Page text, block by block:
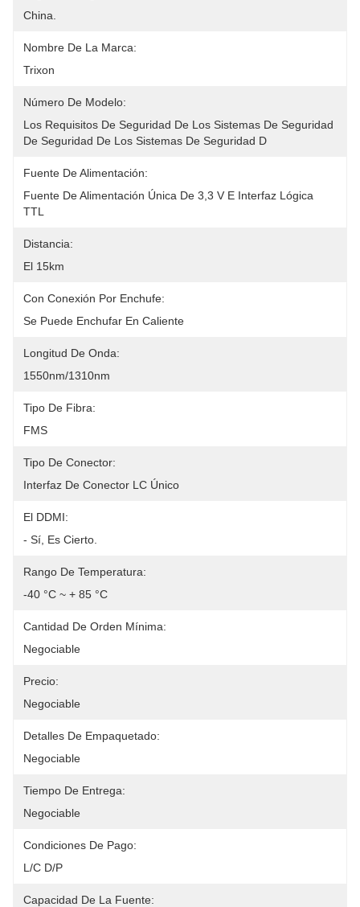
China.
Nombre De La Marca:
Trixon
Número De Modelo:
Los Requisitos De Seguridad De Los Sistemas De Seguridad
De Seguridad De Los Sistemas De Seguridad D
Fuente De Alimentación:
Fuente De Alimentación Única De 3,3 V E Interfaz Lógica
TTL
Distancia:
El 15km
Con Conexión Por Enchufe:
Se Puede Enchufar En Caliente
Longitud De Onda:
1550nm/1310nm
Tipo De Fibra:
FMS
Tipo De Conector:
Interfaz De Conector LC Único
El DDMI:
- Sí, Es Cierto.
Rango De Temperatura:
-40 °C ~ + 85 °C
Cantidad De Orden Mínima:
Negociable
Precio:
Negociable
Detalles De Empaquetado:
Negociable
Tiempo De Entrega:
Negociable
Condiciones De Pago:
L/C D/P
Capacidad De La Fuente: